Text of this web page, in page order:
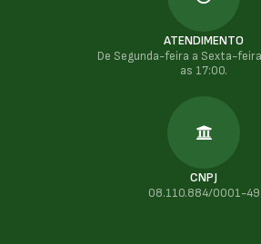
ATENDIMENTO
De Segunda-feira a Sexta-
as 17:00.
CNPJ
08.110.884/0001-49